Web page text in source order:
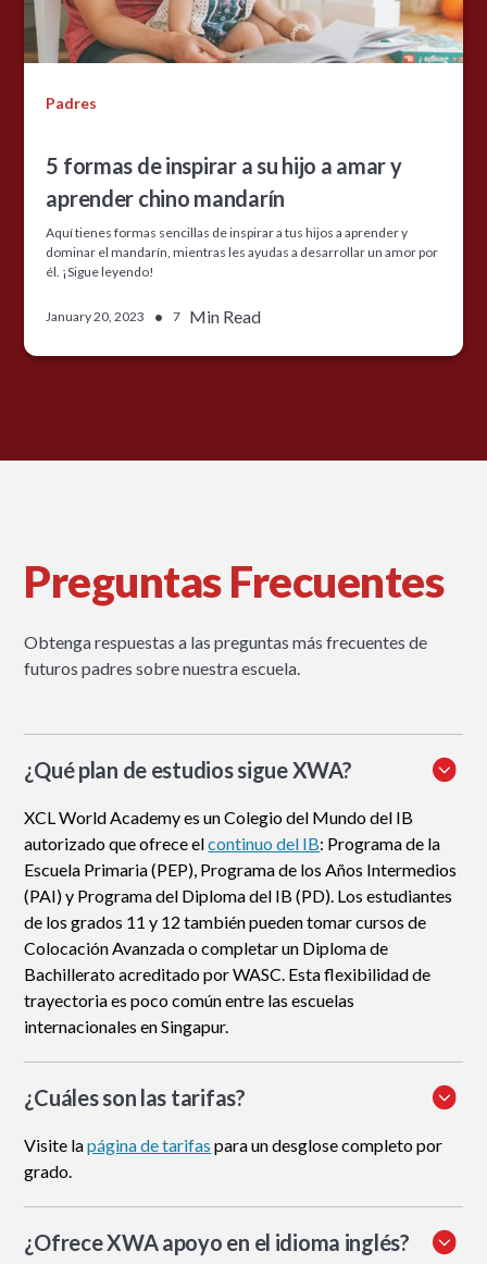
Padres
5 formas de inspirar a su hijo a amar y
aprender chino mandarín
Aquí tienes formas sencillas de inspirar a tus hijos a aprender y
dominar el mandarín, mientras les ayudas a desarrollar un amor por
él. ¡Sigue leyendo!
January 20, 2023 • 7 Min Read
Preguntas Frecuentes
Obtenga respuestas a las preguntas más frecuentes de
futuros padres sobre nuestra escuela.
¿Qué plan de estudios sigue XWA?
XCL World Academy es un Colegio del Mundo del IB
autorizado que ofrece elcontinuo del IB: Programa de la
Escuela Primaria (PEP), Programa de los Años Intermedios
(PAI) y Programa del Diploma del IB (PD). Los estudiantes
de los grados 11 y 12 también pueden tomar cursos de
Colocación Avanzada o completar un Diploma de
Bachillerato acreditado por WASC. Esta flexibilidad de
trayectoria es poco común entre las escuelas
internacionales en Singapur.
¿Cuáles son las tarifas?
Visite lapágina de tarifas para un desglose completo por
grado.
¿Ofrece XWA apoyo en el idioma inglés?